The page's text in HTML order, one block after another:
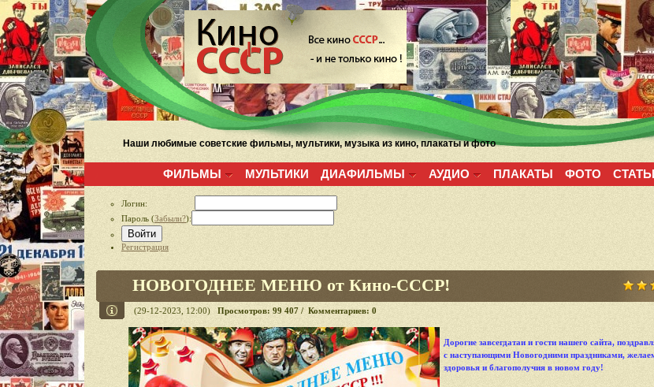
Наши любимые советские фильмы, мультики, музыка из кино, плакаты и фото
ФИЛЬМЫ МУЛЬТИКИ ДИАФИЛЬМЫ АУДИО ПЛАКАТЫ ФОТО
Логин:
Пароль (Забыли?):
Войти
Регистрация
НОВОГОДНЕЕ МЕНЮ от Кино-СССР!
(29-12-2023, 12:00) Просмотров: 99 407 / Комментариев: 0
Дорогие завсегдатаи и гости нашего сайта,
с наступающими Новогодними праздниками,
здоровья и благополучия в новом году!